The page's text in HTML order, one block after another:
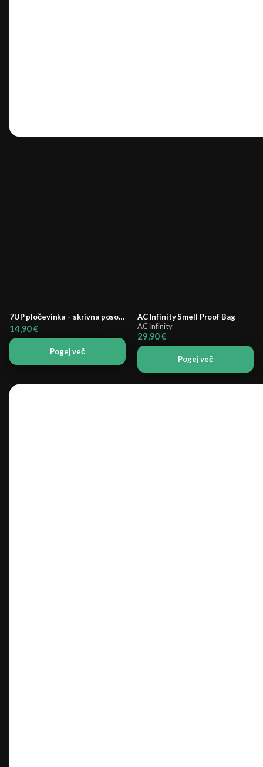
7UP pločevinka – skrivna posoda
14,90€
Pogej več
AC Infinity Smell Proof Bag
AC Infinity
29,90€
Pogej več